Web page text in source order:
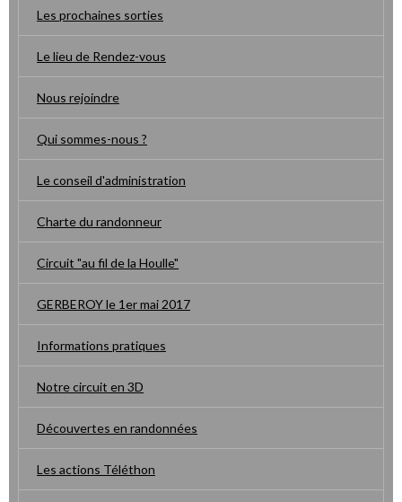
Les prochaines sorties
Le lieu de Rendez-vous
Nous rejoindre
Qui sommes-nous ?
Le conseil d'administration
Charte du randonneur
Circuit "au fil de la Houlle"
GERBEROY le 1er mai 2017
Informations pratiques
Notre circuit en 3D
Découvertes en randonnées
Les actions Téléthon